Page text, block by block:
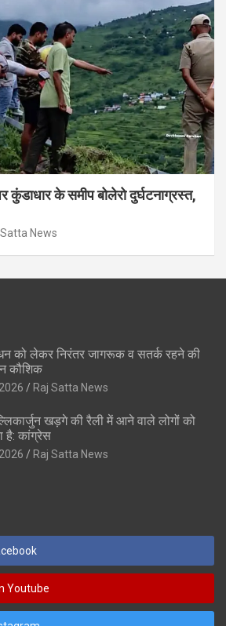
कुंडाधार के समीप बोलेरो दुर्घटनाग्रस्त,
Satta News
को लेकर निरंतर जागरूक व सतर्क रहने की
कौशिक
Raj Satta News
खड़गे की रैली में आने वाले लोगों को
है: कांग्रेस
Raj Satta News
Youtube